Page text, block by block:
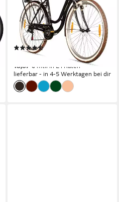
cm, Korb aus Rattan
Gänge
100 kg Zul. Gesamtgewicht
Kettenschaltung
Schaltung
(306)
379,90 €
18,87 € mtl. in 24 Raten
lieferbar - in 4-5 Werktagen bei dir